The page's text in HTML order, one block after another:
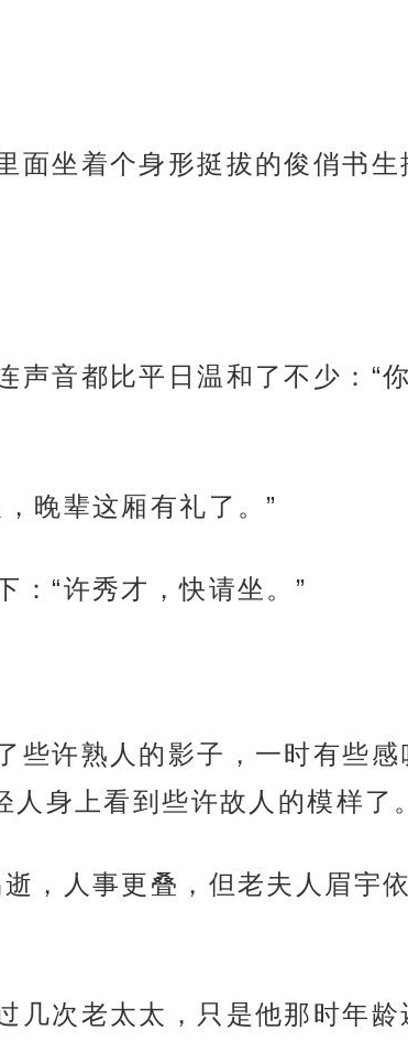
面坐着个身形挺拔的俊俏书
声音都比平日温和了不少：“
晚辈这厢有礼了。”
：“许秀才，快请坐。”
些许熟人的影子，一时有些感
身上看到些许故人的模样了
，人事更叠，但老夫人眉宇
几次老太太，只是他那时年